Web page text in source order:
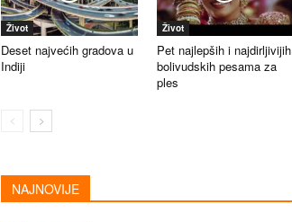
Život
Deset najvećih gradova u
Indiji
Život
Pet najlepših i najdirljivijih
bolivudskih pesama za
ples
NAJNOVIJE